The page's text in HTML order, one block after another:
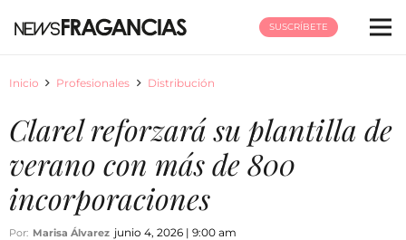
SUSCRÍBETE
Inicio Profesionales Distribución
Clarel reforzará su plantilla de
verano con más de 800
incorporaciones
Por: Marisa Álvarez junio 4, 2026 | 9:00 am